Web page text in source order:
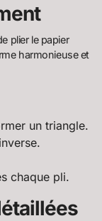
plier le papier
harmonieuse et
un triangle.
chaque pli.